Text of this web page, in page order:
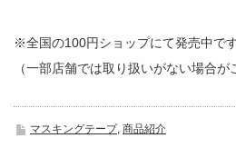
※全国の100円ショップにて発売中です
（一部店舗では取り扱いがない場合が
マスキングテープ, 商品紹介